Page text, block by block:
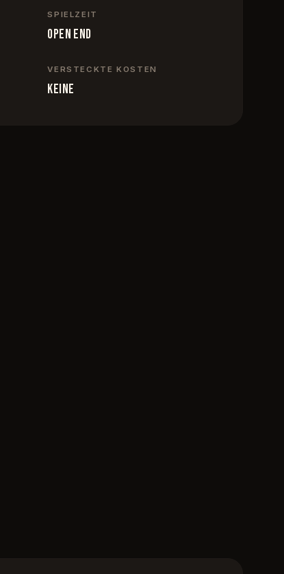
SPIELZEIT
Open End
VERSTECKTE KOSTEN
keine